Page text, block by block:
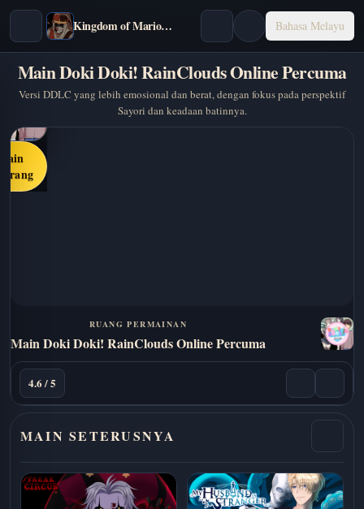
Kingdom of Marionettes Bahasa Melayu
Main Doki Doki! RainClouds Online Percuma
Versi DDLC yang lebih emosional dan berat, dengan fokus pada perspektif
Sayori dan keadaan batinnya.
RUANG PERMAINAN
Main Doki Doki! RainClouds Online Percuma
4.6 / 5
MAIN SETERUSNYA